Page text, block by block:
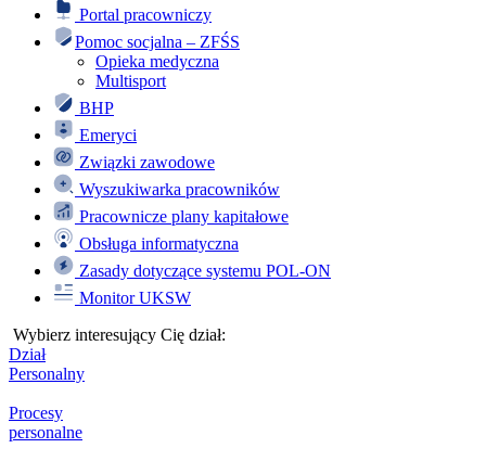
Portal pracowniczy
Pomoc socjalna – ZFŚS
Opieka medyczna
Multisport
BHP
Emeryci
Związki zawodowe
Wyszukiwarka pracowników
Pracownicze plany kapitałowe
Obsługa informatyczna
Zasady dotyczące systemu POL-ON
Monitor UKSW
Wybierz interesujący Cię dział:
Dział
Personalny
Procesy
personalne